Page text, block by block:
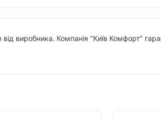
від виробника. Компанія "Київ Комфорт"